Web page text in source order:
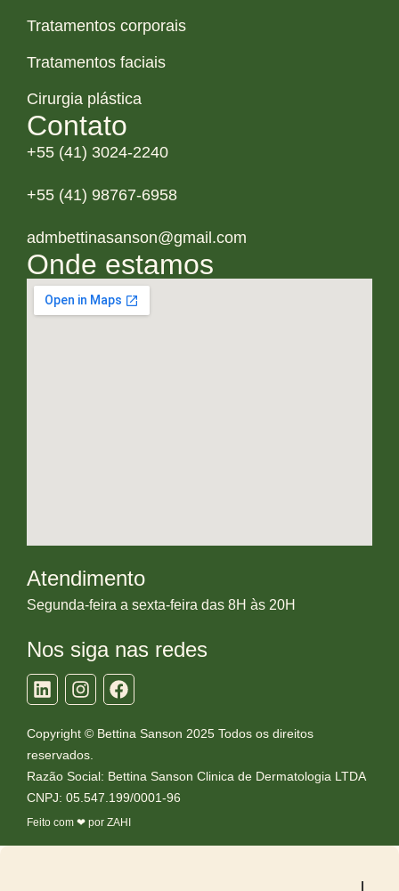
Tratamentos corporais
Tratamentos faciais
Cirurgia plástica
Contato
+55 (41) 3024-2240
+55 (41) 98767-6958
admbettinasanson@gmail.com
Onde estamos
Atendimento
Segunda-feira a sexta-feira das 8H às 20H
Nos siga nas redes
Copyright © Bettina Sanson 2025 Todos os direitos
reservados.
Razão Social: Bettina Sanson Clinica de Dermatologia LTDA
CNPJ: 05.547.199/0001-96
Feito com ❤ por ZAHI